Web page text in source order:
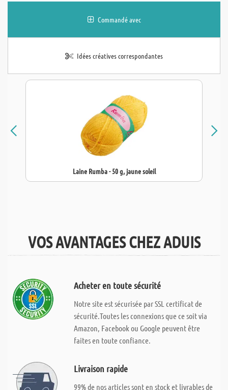
Commandé avec
Idées créatives correspondantes
Laine Rumba - 50 g, jaune soleil
VOS AVANTAGES CHEZ ADUIS
Acheter en toute sécurité
Notre site est sécurisée par SSL certificat de
sécurité.Toutes les connexions que ce soit via
Amazon, Facebook ou Google peuvent être
faites en toute confiance.
Livraison rapide
99% de nos articles sont en stock et livrables de